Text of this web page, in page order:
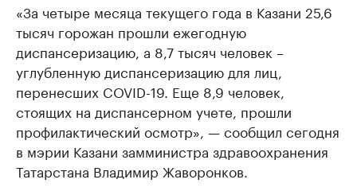
«За четыре месяца текущего года в Казани 25,6
тысяч горожан прошли ежегодную
диспансеризацию, а 8,7 тысяч человек –
углубленную диспансеризацию для лиц,
перенесших COVID-19. Еще 8,9 человек,
стоящих на диспансерном учете, прошли
профилактический осмотр», — сообщил сегодня
в мэрии Казани замминистра здравоохранения
Татарстана Владимир Жаворонков.